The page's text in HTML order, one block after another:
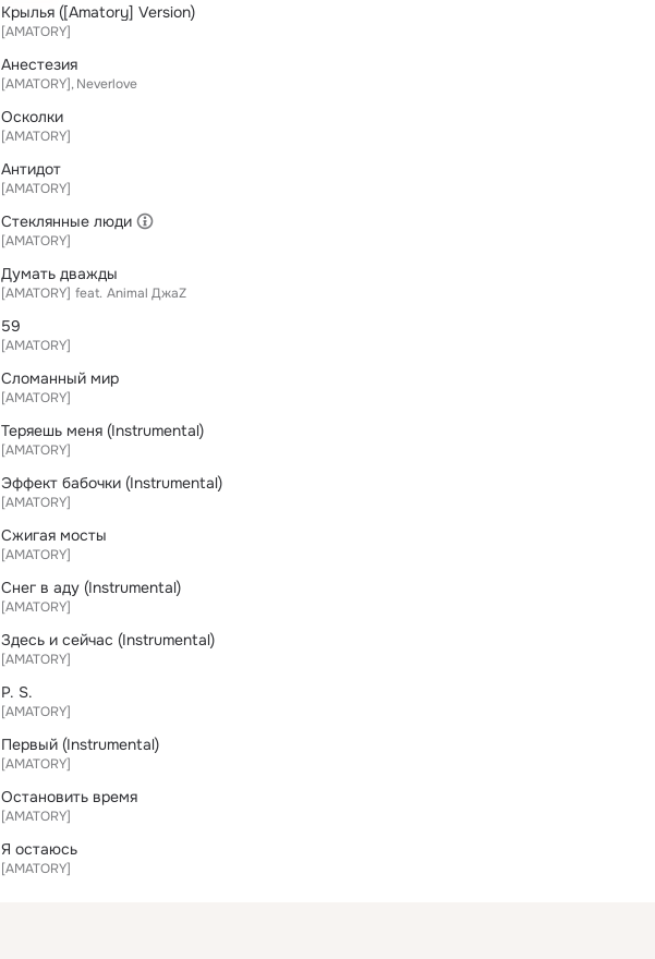
Крылья ([Amatory] Version)
[AMATORY]
Анестезия
[AMATORY] Neverlove
Осколки
[AMATORY]
Антидот
[AMATORY]
Стеклянные люди
[AMATORY]
Думать дважды
[AMATORY] feat. Animal ДжаZ
59
[AMATORY]
Сломанный мир
[AMATORY]
Теряешь меня (Instrumental)
[AMATORY]
Эффект бабочки (Instrumental)
[AMATORY]
Сжигая мосты
[AMATORY]
Снег в аду (Instrumental)
[AMATORY]
Здесь и сейчас (Instrumental)
[AMATORY]
P. S.
[AMATORY]
Первый (Instrumental)
[AMATORY]
Остановить время
[AMATORY]
Я остаюсь
[AMATORY]